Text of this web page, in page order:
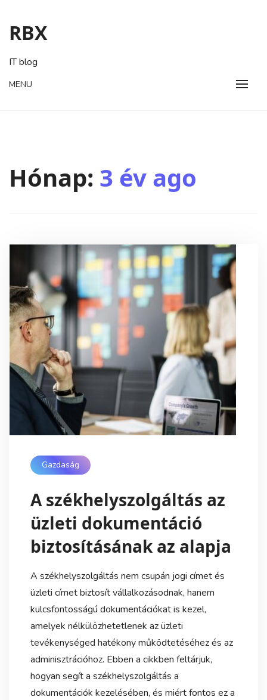
content
RBX
IT blog
MENU
Hónap: 3 év ago
Gazdaság
A székhelyszolgáltás az
üzleti dokumentáció
biztosításának az alapja
A székhelyszolgáltás nem csupán jogi címet és
üzleti címet biztosít vállalkozásodnak, hanem
kulcsfontosságú dokumentációkat is kezel,
amelyek nélkülözhetetlenek az üzleti
tevékenységed hatékony működtetéséhez és az
adminisztrációhoz. Ebben a cikkben feltárjuk,
hogyan segít a székhelyszolgáltás a
dokumentációk kezelésében, és miért fontos ez a